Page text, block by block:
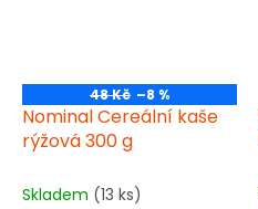
48 Kč –8 %
Nominal Cereální kaše
rýžová 300 g
Skladem (13 ks)